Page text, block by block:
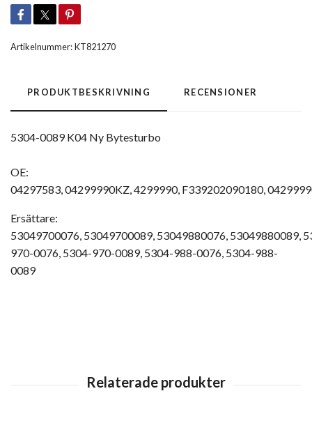
Artikelnummer:KT821270
PRODUKTBESKRIVNING RECENSIONER
5304-0089 K04 Ny Bytesturbo
OE:
04297583,04299990KZ,4299990, F339202090180,
Ersättare:
53049700076, 53049700089, 53049880076, 53049880089,
970-0076, 5304-970-0089, 5304-988-0076, 5304-988-
0089